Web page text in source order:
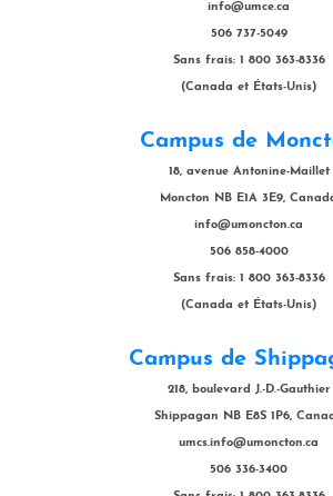
info@umce.ca
506 737-5049
Sans frais: 1 800 363-8336
(Canada et États-Unis)
Campus de
18, avenue Antonine-Maillet
Moncton NB E1A 3E9,
info@umoncton.ca
506 858-4000
Sans frais: 1 800 363-8336
(Canada et États-Unis)
Campus de
218, boulevard J.-D.-Gauthier
Shippagan NB E8S 1P6,
umcs.info@umoncton.ca
506 336-3400